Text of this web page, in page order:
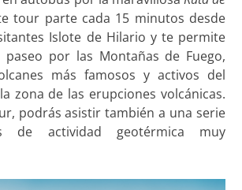
tour parte cada 15 minutos desde
Islote de Hilario y te permite
por las Montañas de Fuego,
más famosos y activos del
zona de las erupciones volcánicas.
podrás asistir también a una serie
de actividad geotérmica muy